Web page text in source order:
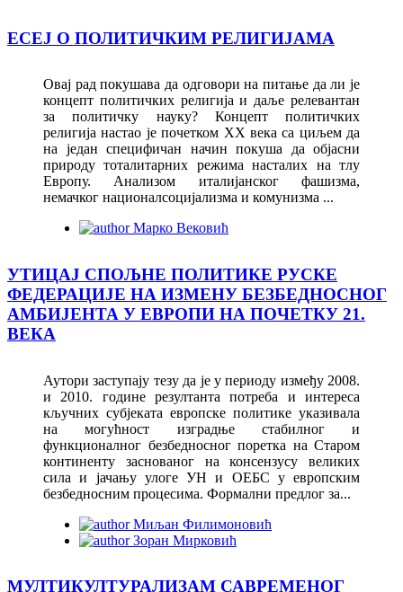
ЕСЕЈ О ПОЛИТИЧКИМ РЕЛИГИЈАМА
Овај рад покушава да одговори на питање да ли је
концепт политичких религија и даље релевантан
за политичку науку? Концепт политичких
религија настао је почетком XX века са циљем да
на један специфичан начин покуша да објасни
природу тоталитарних режима насталих на тлу
Европу. Анализом италијанског фашизма,
немачког националсоцијализма и комунизма ...
Марко Вековић
УТИЦАЈ СПОЉНЕ ПОЛИТИКЕ РУСКЕ
ФЕДЕРАЦИЈЕ НА ИЗМЕНУ БЕЗБЕДНОСНОГ
АМБИЈЕНТА У ЕВРОПИ НА ПОЧЕТКУ 21.
ВЕКА
Аутори заступају тезу да је у периоду између 2008.
и 2010. године резултанта потреба и интереса
кључних субјеката европске политике указивала
на могућност изградње стабилног и
функционалног безбедносног поретка на Старом
континенту заснованог на консензусу великих
сила и јачању улоге УН и ОЕБС у европским
безбедносним процесима. Формални предлог за...
Миљан Филимоновић
Зоран Мирковић
МУЛТИКУЛТУРАЛИЗАМ САВРЕМЕНОГ